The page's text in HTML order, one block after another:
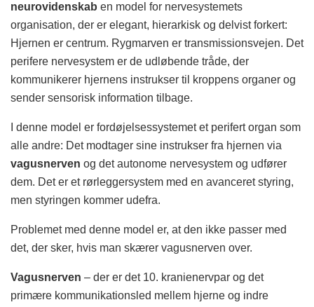
neurovidenskab en model for nervesystemets
organisation, der er elegant, hierarkisk og delvist forkert:
Hjernen er centrum. Rygmarven er transmissionsvejen. Det
perifere nervesystem er de udløbende tråde, der
kommunikerer hjernens instrukser til kroppens organer og
sender sensorisk information tilbage.
I denne model er fordøjelsessystemet et perifert organ som
alle andre: Det modtager sine instrukser fra hjernen via
vagusnerven og det autonome nervesystem og udfører
dem. Det er et rørleggersystem med en avanceret styring,
men styringen kommer udefra.
Problemet med denne model er, at den ikke passer med
det, der sker, hvis man skærer vagusnerven over.
Vagusnerven – der er det 10. kranienervpar og det
primære kommunikationsled mellem hjerne og indre